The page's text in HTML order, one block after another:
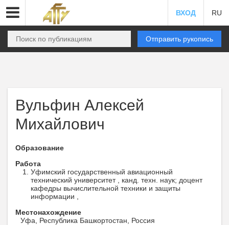
ВХОД RU
Отправить рукопись
Вульфин Алексей
Михайлович
Образование
Работа
Уфимский государственный авиационный
технический университет , канд. техн. наук; доцент
кафедры вычислительной техники и защиты
информации ,
Местонахождение
Уфа, Республика Башкортостан, Россия